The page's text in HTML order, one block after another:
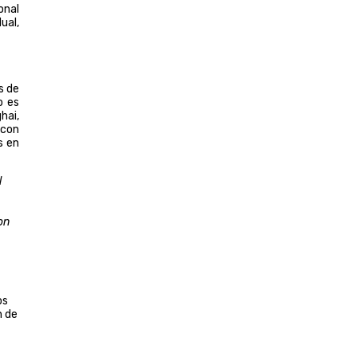
de
es
en
de